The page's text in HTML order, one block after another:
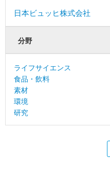
日本ビュッヒ株式会社
分野
ライフサイエンス
食品・飲料
素材
環境
研究